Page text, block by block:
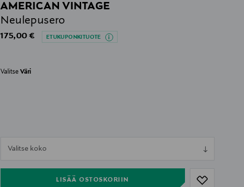
AMERICAN VINTAGE
Neulepusero
Original Price
175,00 € ETUKUPONKITUOTE
ValitseVäri
Valitse koko
LISÄÄ OSTOSKORIIN